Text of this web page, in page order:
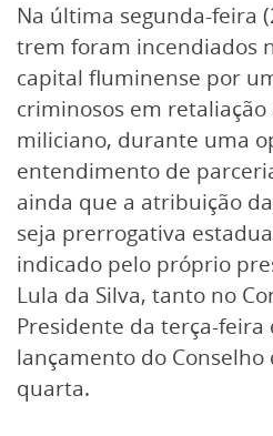
Na última segunda-feira
trem foram incendiados
capital fluminense por
criminosos em
miliciano, durante uma
entendimento de
ainda que a atribuição
seja prerrogativa
indicado pelo próprio
Lula da Silva, tanto no
Presidente da terça-
lançamento do Conselho
quarta.